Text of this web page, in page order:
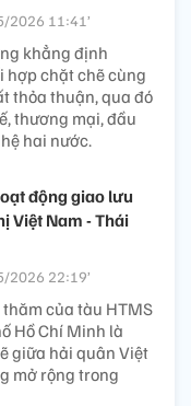
2026 11:41’
khẳng định
hợp chặt chẽ cùng
thỏa thuận, qua đó
thương mại, đầu
hai nước.
động giao lưu
Việt Nam - Thái
2026 22:19’
của tàu HTMS
Hồ Chí Minh là
giữa hải quân Việt
mở rộng trong